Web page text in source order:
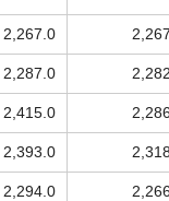
2,267.0
2,287.0
2,415.0
2,393.0
2,294.0